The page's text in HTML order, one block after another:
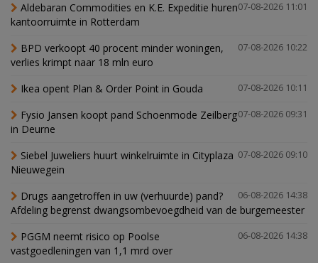
07-08-2026 11:01
Aldebaran Commodities en K.E. Expeditie huren
kantoorruimte in Rotterdam
07-08-2026 10:22
BPD verkoopt 40 procent minder woningen,
verlies krimpt naar 18 mln euro
07-08-2026 10:11
Ikea opent Plan & Order Point in Gouda
07-08-2026 09:31
Fysio Jansen koopt pand Schoenmode Zeilberg
in Deurne
07-08-2026 09:10
Siebel Juweliers huurt winkelruimte in Cityplaza
Nieuwegein
06-08-2026 14:38
Drugs aangetroffen in uw (verhuurde) pand?
Afdeling begrenst dwangsombevoegdheid van de burgemeester
06-08-2026 14:38
PGGM neemt risico op Poolse
vastgoedleningen van 1,1 mrd over